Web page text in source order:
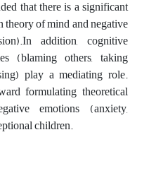
that there is a significant
of mind and negative
addition, cognitive
(blaming others, taking
play a mediating role.
formulating theoretical
emotions (anxiety,
children.